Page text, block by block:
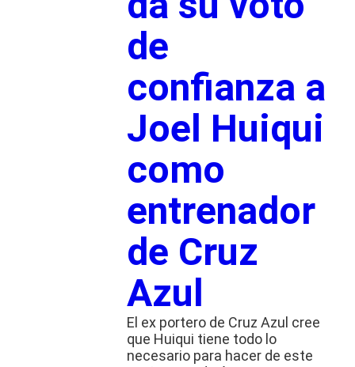
de
confianza a
Joel Huiqui
como
entrenador
de Cruz
Azul
El ex portero de Cruz Azul cree
que Huiqui tiene todo lo
necesario para hacer de este